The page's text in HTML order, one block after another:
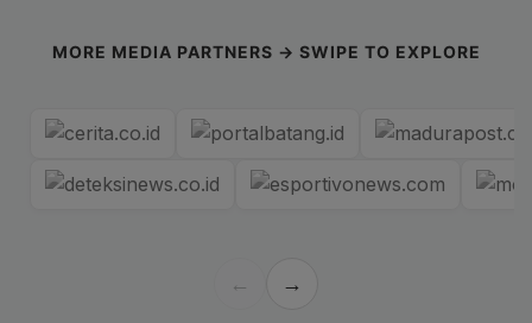
MORE MEDIA PARTNERS → SWIPE TO EXPLORE
← →